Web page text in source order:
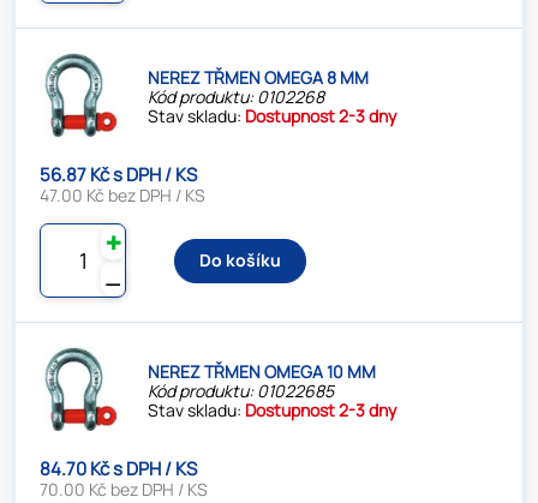
NEREZ TŘMEN OMEGA 8 MM
Kód produktu: 0102268
Stav skladu: Dostupnost 2-3 dny
56.87 Kč s DPH / KS
47.00 Kč bez DPH / KS
⚊
✚
Do košíku
NEREZ TŘMEN OMEGA 10 MM
Kód produktu: 01022685
Stav skladu: Dostupnost 2-3 dny
84.70 Kč s DPH / KS
70.00 Kč bez DPH / KS